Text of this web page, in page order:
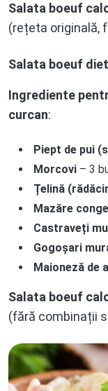
Salata boeuf
(rețeta originală,
Salata boeuf
Ingrediente
curcan:
Piept de pui
Morcovi – 3
Țelină
Mazăre
Castraveți
Gogoșari
Maioneză de
Salata boeuf
(fără combinații